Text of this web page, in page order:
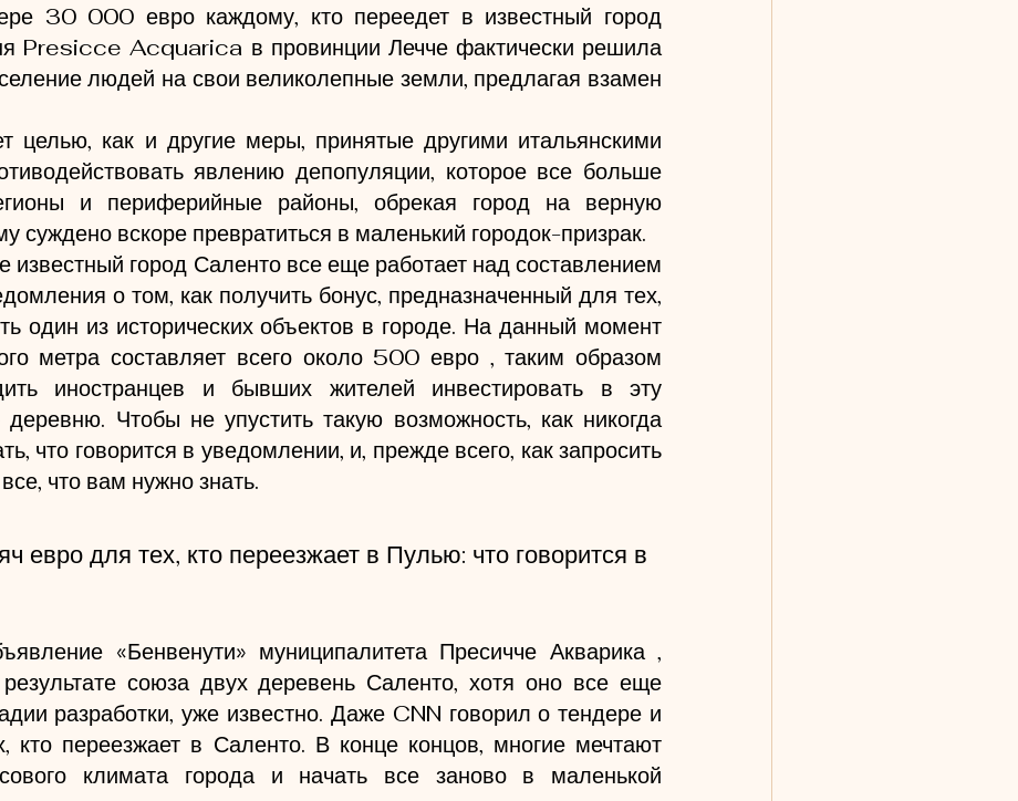
30 000 евро каждому, кто переедет в известный город
Presicce Acquarica в провинции Лечче фактически решила
людей на свои великолепные земли, предлагая взамен
целью, как и другие меры, принятые другими итальянскими
явлению депопуляции, которое все больше
и периферийные районы, обрекая город на верную
суждено вскоре превратиться в маленький городок-призрак.
известный город Саленто все еще работает над составлением
о том, как получить бонус, предназначенный для тех,
один из исторических объектов в городе. На данный момент
метра составляет всего около 500 евро , таким образом
иностранцев и бывших жителей инвестировать в эту
деревню. Чтобы не упустить такую ​​возможность, как никогда
что говорится в уведомлении, и, прежде всего, как запросить
что вам нужно знать.
евро для тех, кто переезжает в Пулью: что говорится в
«Бенвенути» муниципалитета Пресичче Акварика ,
союза двух деревень Саленто, хотя оно все еще
разработки, уже известно. Даже CNN говорил о тендере и
кто переезжает в Саленто. В конце концов, многие мечтают
климата города и начать все заново в маленькой